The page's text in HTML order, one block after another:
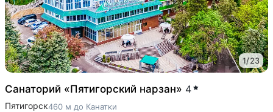
1/23
Санаторий «Пятигорский нарзан» 4
Пятигорск460 м до Канатки